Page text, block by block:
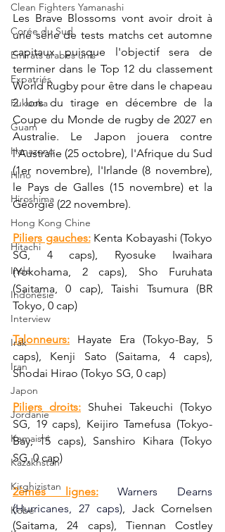
Clean Fighters Yamanashi
Corée du Sud
Emirats arabes unis
Expatriés
Fukuoka
Guam
Hanazono
Hino
Hiroshima
Hong Kong Chine
Hitachi
Inde
Indonésie
Interview
Irak
Iran
Japon
Jordanie
Kamaishi
Kazakhstan
Kirghizistan
Kobe
Les Brave Blossoms vont avoir droit à
une série de tests matchs cet automne
capitaux puisque l'objectif sera de
terminer dans le Top 12 du classement
World Rugby pour être dans le chapeau
2 lors du tirage en décembre de la
Coupe du Monde de rugby de 2027 en
Australie. Le Japon jouera contre
l'Australie (25 octobre), l'Afrique du Sud
(1er novembre), l'Irlande (8 novembre),
le Pays de Galles (15 novembre) et la
Géorgie (22 novembre).
Piliers gauches: Kenta Kobayashi (Tokyo
SG, 4 caps), Ryosuke Iwaihara
(Yokohama, 2 caps), Sho Furuhata
(Saitama, 0 cap), Taishi Tsumura (BR
Tokyo, 0 cap)
Talonneurs: Hayate Era (Tokyo-Bay, 5
caps), Kenji Sato (Saitama, 4 caps),
Shodai Hirao (Tokyo SG, 0 cap)
Piliers droits: Shuhei Takeuchi (Tokyo
SG, 19 caps), Keijiro Tamefusa (Tokyo-
Bay, 15 caps), Sanshiro Kihara (Tokyo
SG, 0 cap)
2èmes lignes:
Warners Dearns
(Hurricanes, 27 caps), Jack Cornelsen
(Saitama, 24 caps), Tiennan Costley